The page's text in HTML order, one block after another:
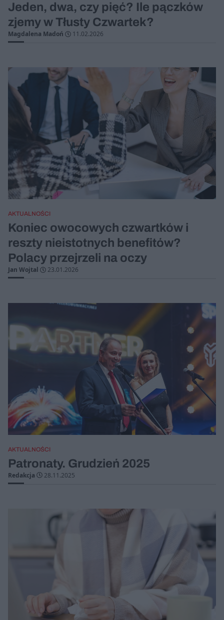
Jeden, dwa, czy pięć? Ile pączków
zjemy w Tłusty Czwartek?
Magdalena Madoń 11.02.2026
AKTUALNOŚCI
Koniec owocowych czwartków i
reszty nieistotnych benefitów?
Polacy przejrzeli na oczy
Jan Wojtal 23.01.2026
AKTUALNOŚCI
Patronaty. Grudzień 2025
Redakcja 28.11.2025